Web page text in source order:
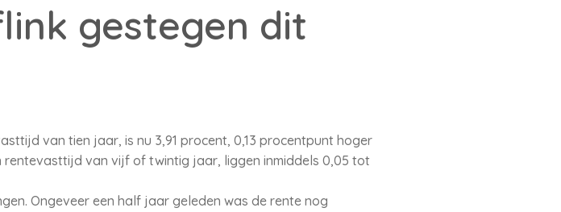
gestegen dit
van tien jaar, is nu 3,91 procent, 0,13 procentpunt hoger
van vijf of twintig jaar, liggen inmiddels 0,05 tot
Ongeveer een half jaar geleden was de rente nog